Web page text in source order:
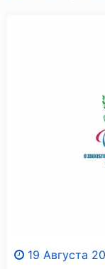
19 Августа